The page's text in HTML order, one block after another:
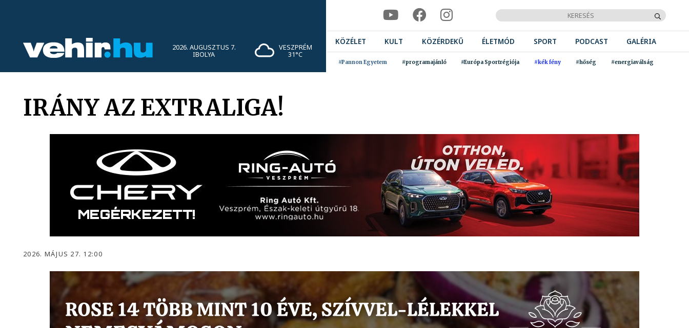
2026. AUGUSZTUS 7.
IBOLYA
VESZPRÉM
31°C
KÖZÉLET KULT KÖZÉRDEKŰ ÉLETMÓD SPORT PODCAST GALÉRIA
#Pannon Egyetem #programajánló #Európa Sportrégiója #kék fény #hőség #energiaválság
IRÁNY AZ EXTRALIGA!
2026. MÁJUS 27. 12:00